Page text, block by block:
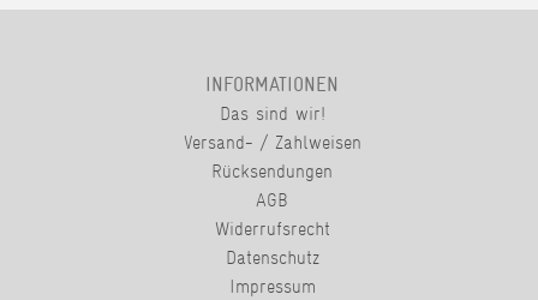
INFORMATIONEN
Das sind wir!
Versand- / Zahlweisen
Rücksendungen
AGB
Widerrufsrecht
Datenschutz
Impressum